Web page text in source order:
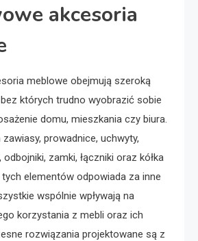
akcesoria
meblowe obejmują szeroką
których trudno wyobrazić sobie
domu, mieszkania czy biura.
prowadnice, uchwyty,
zamki, łączniki oraz kółka
elementów odpowiada za inne
wspólnie wpływają na
korzystania z mebli oraz ich
rozwiązania projektowane są z